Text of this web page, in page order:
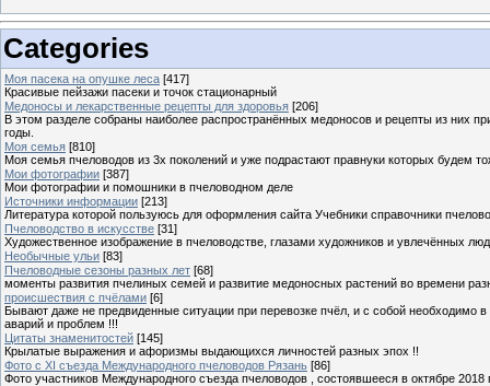
Categories
Моя пасека на опушке леса [417]
Красивые пейзажи пасеки и точок стационарный
Медоносы и лекарственные рецепты для здоровья [206]
В этом разделе собраны наиболее распространённых медоносов и рецепты из них
годы.
Моя семья [810]
Моя семья пчеловодов из 3х поколений и уже подрастают правнуки которых будем
Мои фотографии [387]
Мои фотографии и помошники в пчеловодном деле
Источники информации [213]
Литература которой пользуюсь для оформления сайта Учебники справочники
Пчеловодство в искусстве [31]
Художественное изображение в пчеловодстве, глазами художников и увлечённых
Необычные ульи [83]
Пчеловодные сезоны разных лет [68]
моменты развития пчелиных семей и развитие медоносных растений во времени
происшествия с пчёлами [6]
Бывают даже не предвиденные ситуации при перевозке пчёл, и с собой необходимо
аварий и проблем !!!
Цитаты знаменитостей [145]
Крылатые выражения и афоризмы выдающихся личностей разных эпох !!
Фото с XI съезда Международного пчеловодов Рязань [86]
Фото участников Международного съезда пчеловодов , состоявшееся в октябре 2018